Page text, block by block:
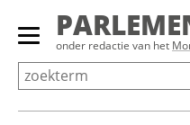
Overslaan
Primair
menu
tonen/verbergen
onder redactie van het